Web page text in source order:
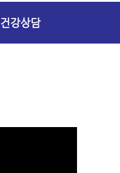
건강상담